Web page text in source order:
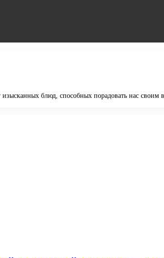
блюд, способных порадовать нас своим